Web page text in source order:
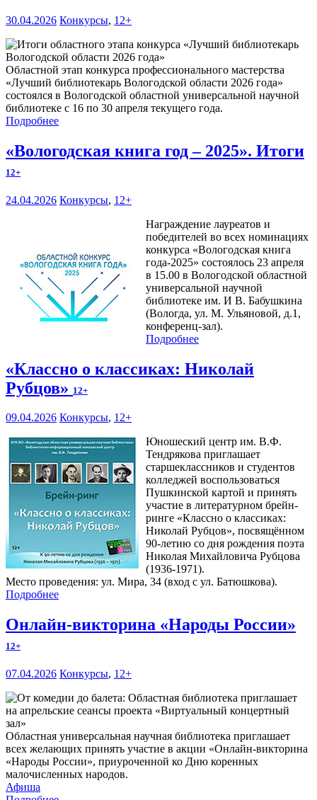
30.04.2026 Конкурсы, 12+
Областной этап конкурса профессионального мастерства
«Лучший библиотекарь Вологодской области 2026 года»
состоялся в Вологодской областной универсальной научной
библиотеке с 16 по 30 апреля текущего года.
Подробнее
«Вологодская книга год – 2025». Итоги
12+
24.04.2026 Конкурсы, 12+
Награждение лауреатов и
победителей во всех номинациях
конкурса «Вологодская книга
года-2025» состоялось 23 апреля
в 15.00 в Вологодской областной
универсальной научной
библиотеке им. И В. Бабушкина
(Вологда, ул. М. Ульяновой, д.1,
конференц-зал).
Подробнее
«Классно о классиках: Николай
Рубцов» 12+
09.04.2026 Конкурсы, 12+
Юношеский центр им. В.Ф.
Тендрякова приглашает
старшеклассников и студентов
колледжей воспользоваться
Пушкинской картой и принять
участие в литературном брейн-
ринге «Классно о классиках:
Николай Рубцов», посвящённом
90-летию со дня рождения поэта
Николая Михайловича Рубцова
(1936-1971).
Место проведения: ул. Мира, 34 (вход с ул. Батюшкова).
Подробнее
Онлайн-викторина «Народы России»
12+
07.04.2026 Конкурсы, 12+
Областная универсальная научная библиотека приглашает
всех желающих принять участие в акции «Онлайн-викторина
«Народы России», приуроченной ко Дню коренных
малочисленных народов.
Афиша